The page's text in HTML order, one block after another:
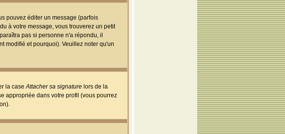
pouvez éditer un message (parfois
à votre message, vous trouverez un petit
pas si personne n'a répondu, il
modifié et pourquoi). Veuillez noter qu'un
la caseAttacher sa signature lors de la
appropriée dans votre profil (vous pourrez